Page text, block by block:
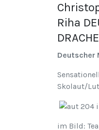
Riha
Deutscher
Skolaut/
im Bild: